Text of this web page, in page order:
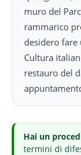
muro del
rammarico
desidero
Cultura
restauro del
Hai un
termini di